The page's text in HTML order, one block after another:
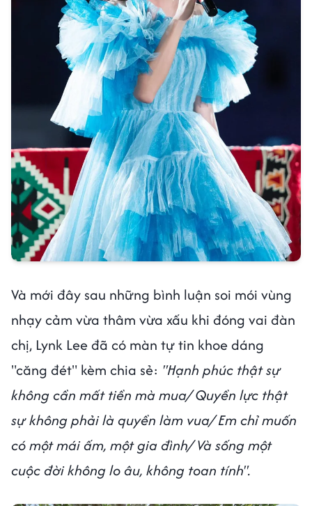
Và mới đây sau những bình luận soi mói vùng
nhạy cảm vừa thâm vừa xấu khi đóng vai đàn
chị, Lynk Lee đã có màn tự tin khoe dáng
"căng đét" kèm chia sẻ: "Hạnh phúc thật sự
không cần mất tiền mà mua/ Quyền lực thật
sự không phải là quyền làm vua/ Em chỉ muốn
có một mái ấm, một gia đình/ Và sống một
cuộc đời không lo âu, không toan tính".